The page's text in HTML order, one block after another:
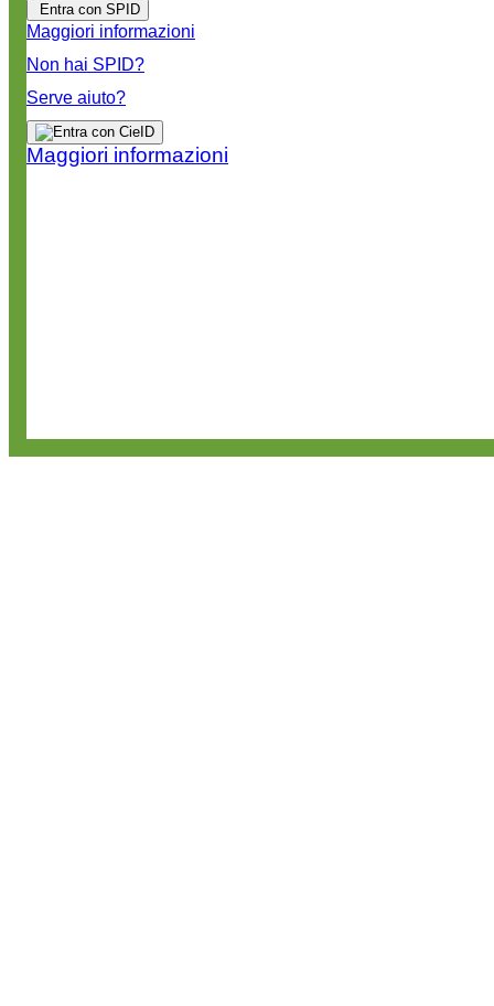
Entra con SPID
Maggiori informazioni
Non hai SPID?
Serve aiuto?
Maggiori informazioni